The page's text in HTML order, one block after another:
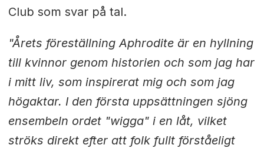
Club som svar på tal.
"Årets föreställning Aphrodite är en hyllning
till kvinnor genom historien och som jag har
i mitt liv, som inspirerat mig och som jag
högaktar. I den första uppsättningen sjöng
ensembeln ordet "wigga" i en låt, vilket
ströks direkt efter att folk fullt förståeligt